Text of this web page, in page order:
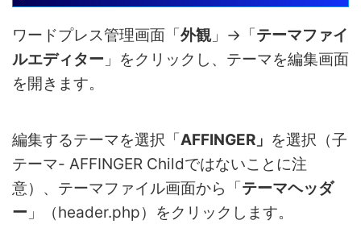
ワードプレス管理画面「外観」→「テーマファイ
ルエディター 」をクリックし、テーマを編集画面
を開きます。
編集するテーマを選択「AFFINGER」 を選択（子
テーマ- AFFINGER Childではないことに注
意）、テーマファイル画面から「テーマヘッダ
ー 」（header.php）をクリックします。